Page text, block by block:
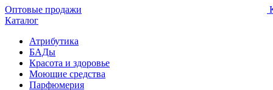
Оптовые продажи
Каталог
Атрибутика
БАДы
Красота и здоровье
Моющие средства
Парфюмерия